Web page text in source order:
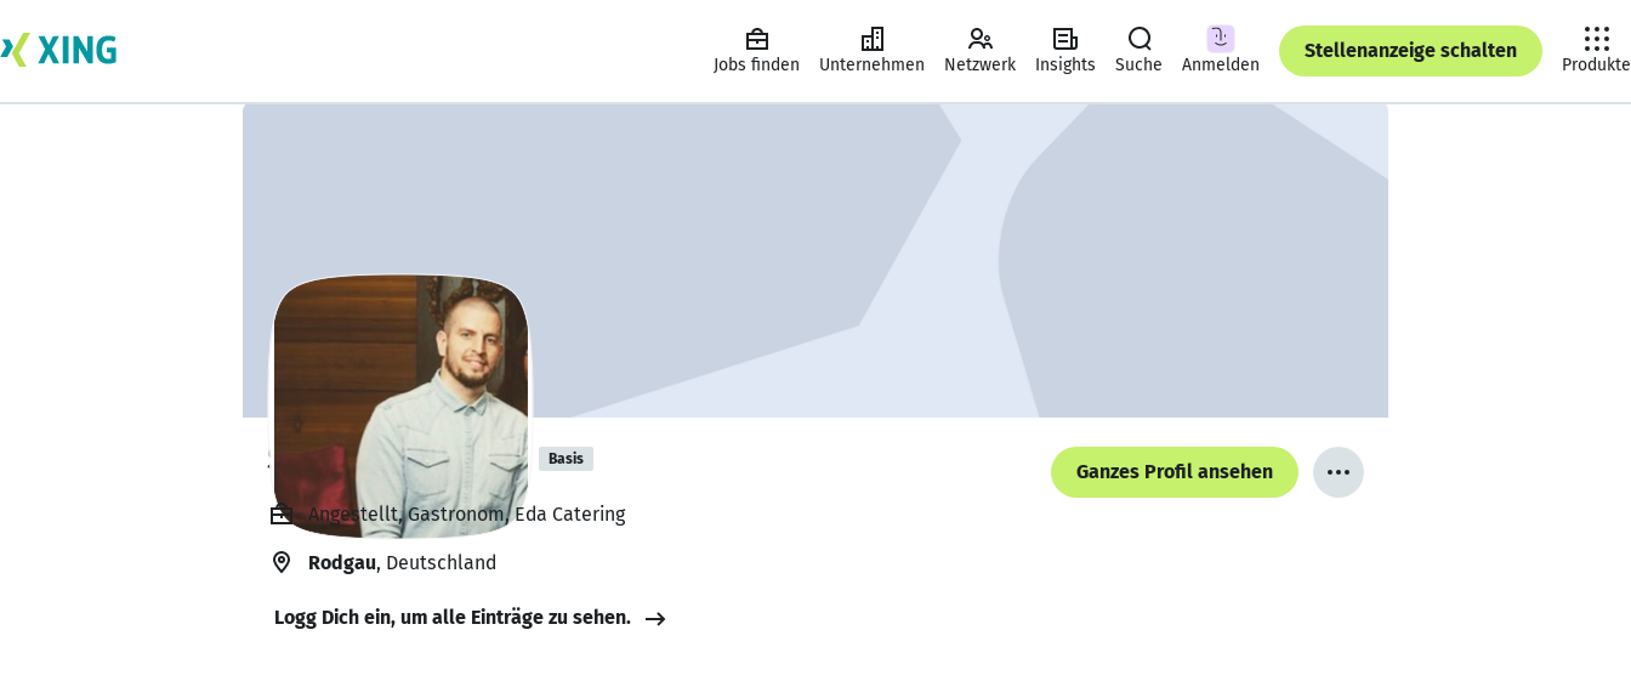
Jobs finden Unternehmen Netzwerk Insights Suche Anmelden
Stellenanzeige schalten
Produkte
Simon Pospischil Basis
Ganzes Profil ansehen
Angestellt, Gastronom, Eda Catering
Rodgau, Deutschland
Logg Dich ein, um alle Einträge zu sehen.